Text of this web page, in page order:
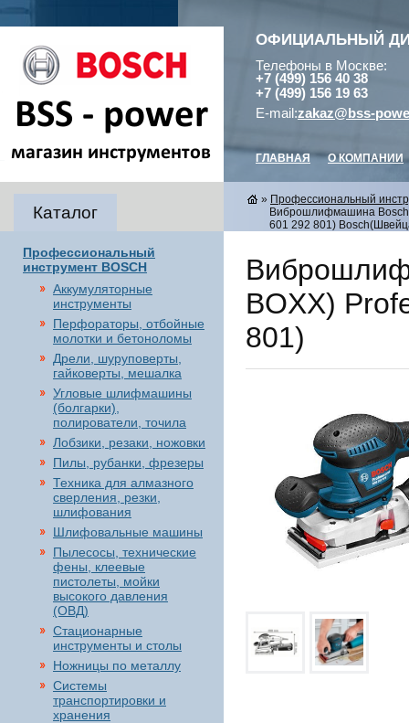
ОФИЦИАЛЬНЫЙ
Телефоны в Москве:
+7 (499) 156 40 38
+7 (499) 156 19 63
E-mail:zakaz@bss-
ГЛАВНАЯ О КОМПАНИИ
Каталог
Профессиональный
инструмент BOSCH
Аккумуляторные
инструменты
Перфораторы, отбойные
молотки и бетоноломы
Дрели, шуруповерты,
гайковерты, мешалка
Угловые шлифмашины
(болгарки),
полирователи, точила
Лобзики, резаки, ножовки
Пилы, рубанки, фрезеры
Техника для алмазного
сверления, резки,
шлифования
Шлифовальные машины
Пылесосы, технические
фены, клеевые
пистолеты, мойки
высокого давления
(ОВД)
Стационарные
инструменты и столы
Ножницы по металлу
Системы
транспортировки и
хранения
» Профессиональный
Виброшлифмашина Bosch
601 292 801)
BOXX)
801)